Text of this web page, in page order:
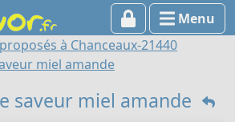
Menu
à Chanceaux-21440
miel amande
saveur miel amande